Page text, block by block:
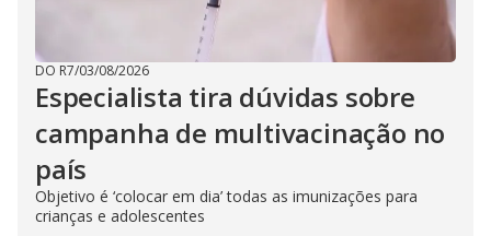
DO R7/03/08/2026
Especialista tira dúvidas sobre
campanha de multivacinação no
país
Objetivo é ‘colocar em dia’ todas as imunizações para
crianças e adolescentes